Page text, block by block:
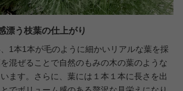
漂う枝葉の仕上がり
1本1本が毛のように細かいリアルな葉を採
混ぜることで自然のもみの木の葉のような
ます。さらに、葉には１本１本に長さを出